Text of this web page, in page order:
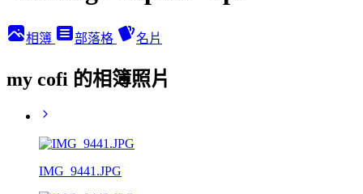
相簿 部落格 名片
my cofi 的相簿照片
IMG_9441.JPG